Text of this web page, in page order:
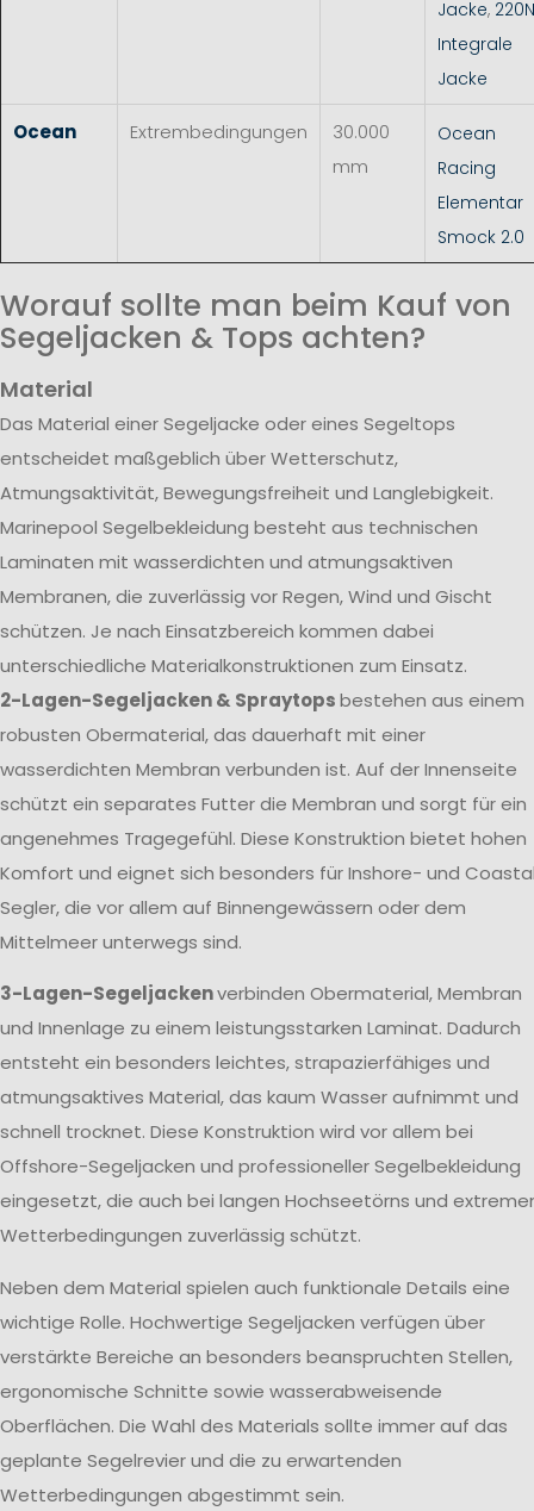
Jacke, 220N
Integrale
Jacke
Ocean Extrembedingungen
30.000
mm
Ocean
Racing
Elementar
Smock 2.0
Worauf sollte man beim Kauf von
Segeljacken & Tops achten?
Material
Das Material einer Segeljacke oder eines Segeltops
entscheidet maßgeblich über Wetterschutz,
Atmungsaktivität, Bewegungsfreiheit und Langlebigkeit.
Marinepool Segelbekleidung besteht aus technischen
Laminaten mit wasserdichten und atmungsaktiven
Membranen, die zuverlässig vor Regen, Wind und Gischt
schützen. Je nach Einsatzbereich kommen dabei
unterschiedliche Materialkonstruktionen zum Einsatz.
2-Lagen-Segeljacken & Spraytopsbestehen aus einem
robusten Obermaterial, das dauerhaft mit einer
wasserdichten Membran verbunden ist. Auf der Innenseite
schützt ein separates Futter die Membran und sorgt für ein
angenehmes Tragegefühl. Diese Konstruktion bietet hohen
Komfort und eignet sich besonders für Inshore- und
Segler, die vor allem auf Binnengewässern oder dem
Mittelmeer unterwegs sind.
3-Lagen-Segeljackenverbinden Obermaterial, Membran
und Innenlage zu einem leistungsstarken Laminat. Dadurch
entsteht ein besonders leichtes, strapazierfähiges und
atmungsaktives Material, das kaum Wasser aufnimmt und
schnell trocknet. Diese Konstruktion wird vor allem bei
Offshore-Segeljacken und professioneller Segelbekleidung
eingesetzt, die auch bei langen Hochseetörns und
Wetterbedingungen zuverlässig schützt.
Neben dem Material spielen auch funktionale Details eine
wichtige Rolle. Hochwertige Segeljacken verfügen über
verstärkte Bereiche an besonders beanspruchten Stellen,
ergonomische Schnitte sowie wasserabweisende
Oberflächen. Die Wahl des Materials sollte immer auf das
geplante Segelrevier und die zu erwartenden
Wetterbedingungen abgestimmt sein.